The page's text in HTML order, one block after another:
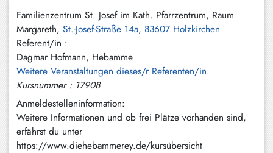
Familienzentrum St. Josef im Kath. Pfarrzentrum, Raum
Margareth,St.-Josef-Straße 14a, 83607 Holzkirchen
Referent/in :
Dagmar Hofmann, Hebamme
Weitere Veranstaltungen dieses/r Referenten/in
Kursnummer : 17908
Anmeldestelleninformation:
Weitere Informationen und ob frei Plätze vorhanden sind,
erfährst du unter
https://www.diehebammerey.de/kursübersicht
Schaftlach
/
Waakirchen
Schliersee
Tegernsee
Warngau
/
Wall